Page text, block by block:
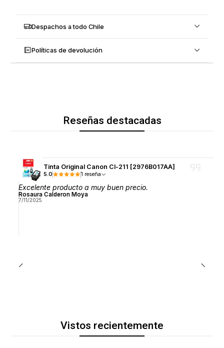
Despachos a todo Chile
Políticas de devolución
Reseñas destacadas
Tinta Original Canon Cl-211 [2976B017AA]
5.0 1 reseña
Excelente producto a muy buen precio.
Rosaura Calderon Moya
7/11/2025
Vistos recientemente